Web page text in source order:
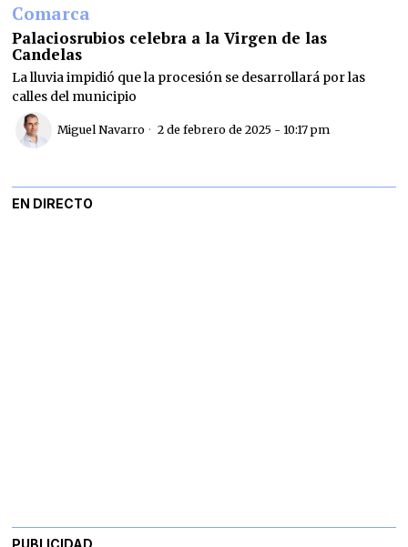
Comarca
Palaciosrubios celebra a la Virgen de las
Candelas
La lluvia impidió que la procesión se desarrollará por las
calles del municipio
Miguel Navarro 2 de febrero de 2025 - 10:17 pm
EN DIRECTO
PUBLICIDAD